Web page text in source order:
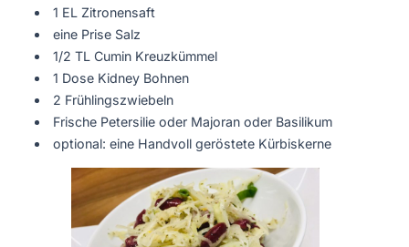
1 EL Zitronensaft
eine Prise Salz
1/2 TL Cumin Kreuzkümmel
1 Dose Kidney Bohnen
2 Frühlingszwiebeln
Frische Petersilie oder Majoran oder Basilikum
optional: eine Handvoll geröstete Kürbiskerne